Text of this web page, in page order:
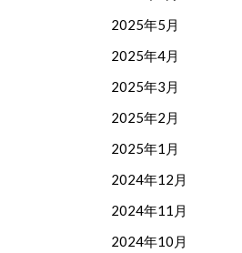
2025年5月
2025年4月
2025年3月
2025年2月
2025年1月
2024年12月
2024年11月
2024年10月